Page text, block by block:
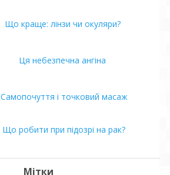
Що краще: лінзи чи окуляри?
Ця небезпечна ангіна
Самопочуття і точковий масаж
Що робити при підозрі на рак?
Мітки